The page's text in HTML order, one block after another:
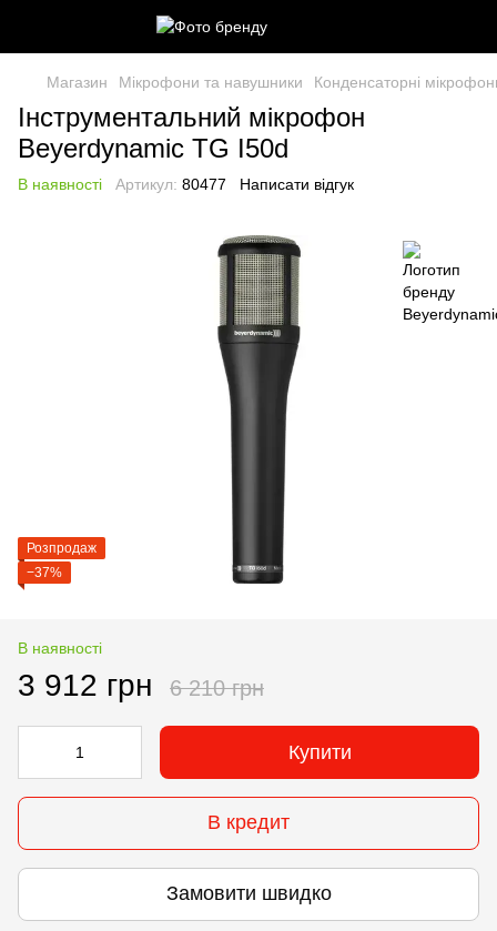
Магазин Мікрофони та навушники Конденсаторні
Інструментальний мікрофон
Beyerdynamic TG I50d
В наявності Артикул: 80477 Написати відгук
Розпродаж
−37%
В наявності
3 912 грн 6 210 грн
Купити
В кредит
Замовити швидко